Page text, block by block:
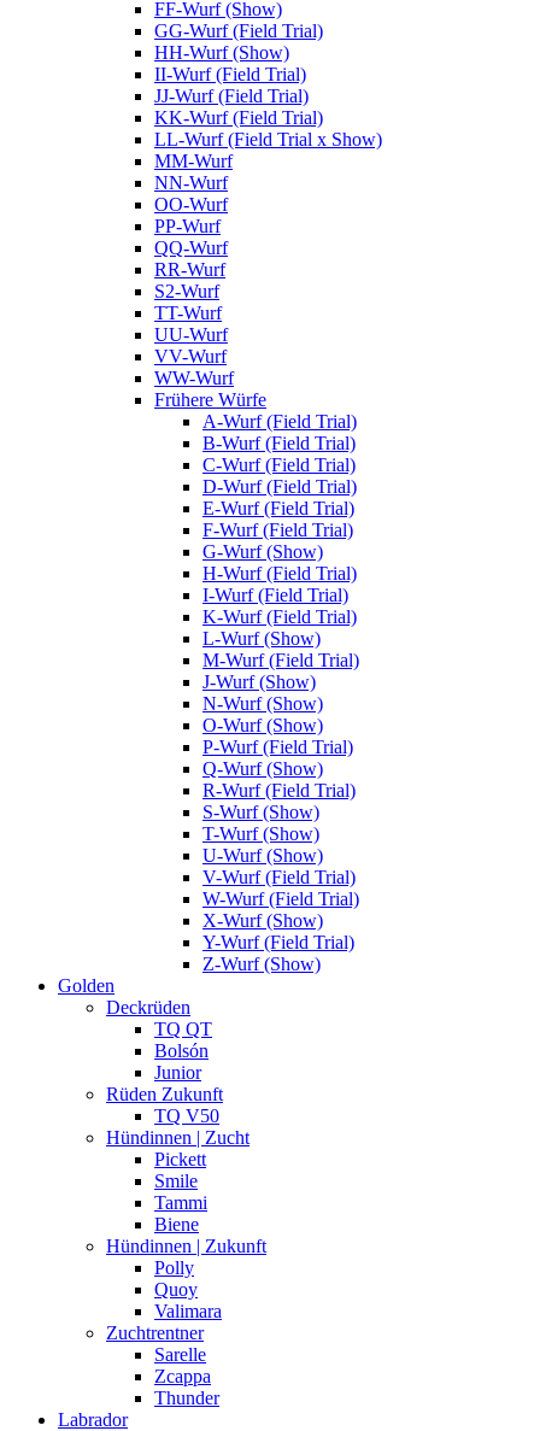
FF-Wurf (Show)
GG-Wurf (Field Trial)
HH-Wurf (Show)
II-Wurf (Field Trial)
JJ-Wurf (Field Trial)
KK-Wurf (Field Trial)
LL-Wurf (Field Trial x Show)
MM-Wurf
NN-Wurf
OO-Wurf
PP-Wurf
QQ-Wurf
RR-Wurf
S2-Wurf
TT-Wurf
UU-Wurf
VV-Wurf
WW-Wurf
Frühere Würfe
A-Wurf (Field Trial)
B-Wurf (Field Trial)
C-Wurf (Field Trial)
D-Wurf (Field Trial)
E-Wurf (Field Trial)
F-Wurf (Field Trial)
G-Wurf (Show)
H-Wurf (Field Trial)
I-Wurf (Field Trial)
K-Wurf (Field Trial)
L-Wurf (Show)
M-Wurf (Field Trial)
J-Wurf (Show)
N-Wurf (Show)
O-Wurf (Show)
P-Wurf (Field Trial)
Q-Wurf (Show)
R-Wurf (Field Trial)
S-Wurf (Show)
T-Wurf (Show)
U-Wurf (Show)
V-Wurf (Field Trial)
W-Wurf (Field Trial)
X-Wurf (Show)
Y-Wurf (Field Trial)
Z-Wurf (Show)
Golden
Deckrüden
TQ QT
Bolsón
Junior
Rüden Zukunft
TQ V50
Hündinnen | Zucht
Pickett
Smile
Tammi
Biene
Hündinnen | Zukunft
Polly
Quoy
Valimara
Zuchtrentner
Sarelle
Zcappa
Thunder
Labrador